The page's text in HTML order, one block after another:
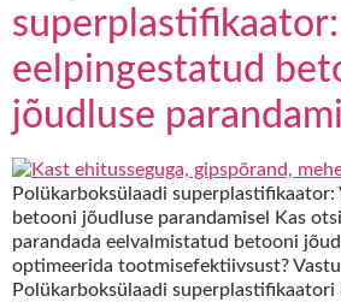
eelpingestatud
jõudluse
Polükarboksülaadi
betooni jõudluse parandamisel Kas
parandada eelvalmistatud betooni
optimeerida tootmisefektiivsust?
Polükarboksülaadi superplastifikaatori